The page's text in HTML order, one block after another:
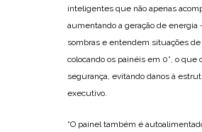
inteligentes que não apenas
aumentando a geração de
sombras e entendem situações de
colocando os painéis em 0°, o que
segurança, evitando danos à
executivo.
“O painel também é